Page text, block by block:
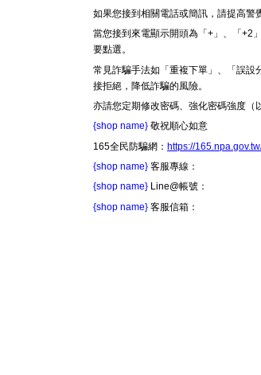
如果您接到相關電話或簡訊，請提高警
當您接到來電顯示開頭為「+」、「+2
要點選。
常見詐騙手法如「重複下單」、「誤設
接拒絕，降低詐騙的風險。
亦請您定期修改密碼、強化密碼強度（
{shop name} 敬祝順心如意
165全民防騙網： https://
{shop name} 客服專線：
{shop name} Line@帳號：
{shop name} 客服信箱：